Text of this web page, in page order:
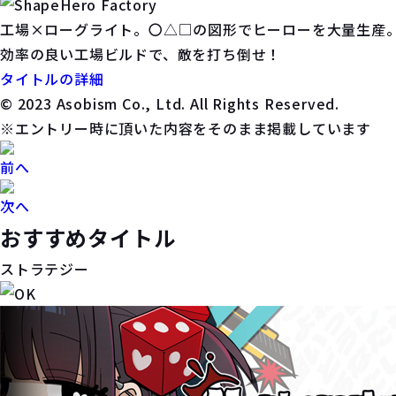
工場×ローグライト。〇△□の図形でヒーローを大量生産
効率の良い工場ビルドで、敵を打ち倒せ！
タイトルの詳細
© 2023 Asobism Co., Ltd. All Rights Reserved.
※エントリー時に頂いた内容をそのまま掲載しています
前へ
次へ
おすすめタイトル
ストラテジー